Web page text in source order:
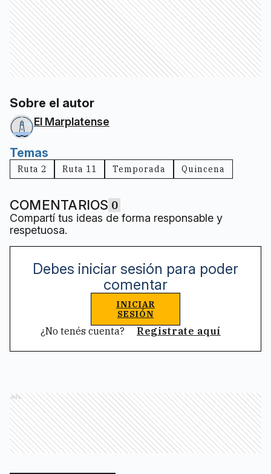
Sobre el autor
El Marplatense
Temas
Ruta 2 Ruta 11 Temporada Quincena
COMENTARIOS 0
Compartí tus ideas de forma responsable y
respetuosa.
Debes iniciar sesión para poder
comentar
INICIAR
SESIÓN
¿No tenés cuenta? Registrate aquí
Ads